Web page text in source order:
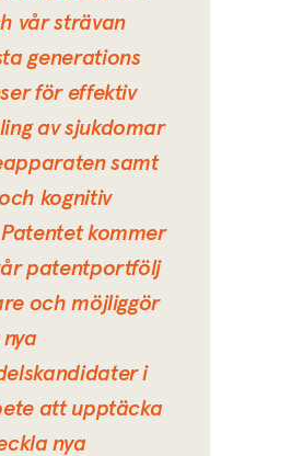
vår strävan
generations
för effektiv
av sjukdomar
samt
kognitiv
kommer
patentportfölj
och möjliggör
i
att upptäcka
nya